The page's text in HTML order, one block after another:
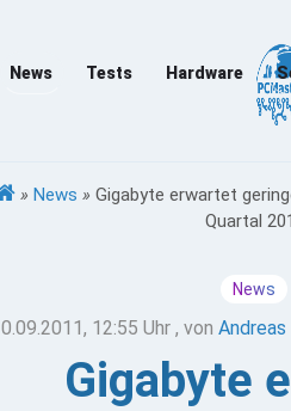
News Tests Hardware
» News » Gigabyte erwartet
Quartal
News
12:55 Uhr , vonAndreas
Gigabyte